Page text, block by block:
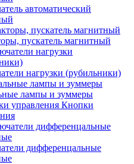
автоматический
пускатель магнитный
нагрузки (рубильники)
лампы и зуммеры
Кнопки
дифференцальные